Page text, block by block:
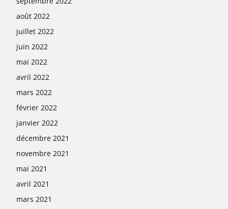
août 2022
juillet 2022
juin 2022
mai 2022
avril 2022
mars 2022
février 2022
janvier 2022
décembre 2021
novembre 2021
mai 2021
avril 2021
mars 2021